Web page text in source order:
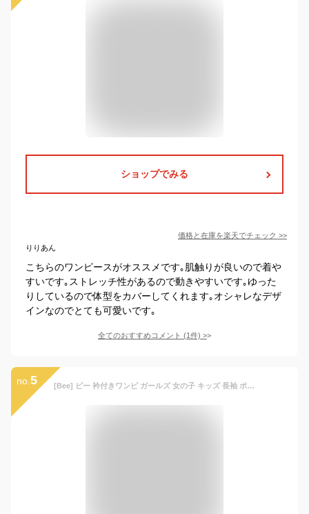
ショップでみる
価格と在庫を楽天でチェック >>
りりあん
こちらのワンピースがオススメです｡肌触りが良いので着や
すいです｡ストレッチ性があるので動きやすいです｡ゆった
りしているので体型をカバーしてくれます｡オシャレなデザ
インなのでとても可愛いです｡
全てのおすすめコメント (1件) >
no. 5 [Bee] ビー 衿付きワンピ ガールズ 女の子 キッズ 長袖 ポケット レース コットン シャツワンピ ワンピース 春 秋 冬 120cm グレー